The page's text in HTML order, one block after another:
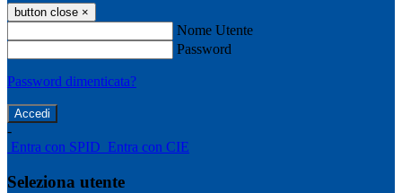
button close ×
Nome Utente
Password
Password dimenticata?
-
Entra con SPID Entra con CIE
Seleziona utente